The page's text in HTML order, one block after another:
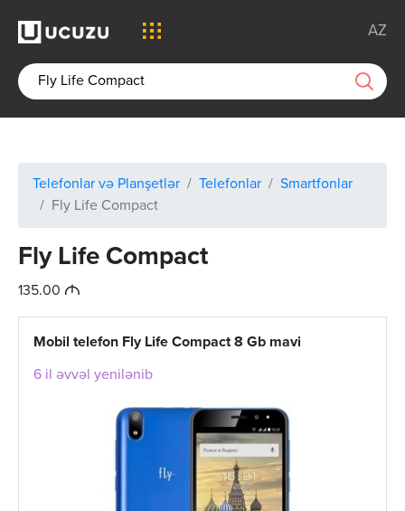
AZ
Telefonlar və Planşetlər Telefonlar
Smartfonlar
Fly Life Compact
Fly Life Compact
135.00 M
Mobil telefon Fly Life Compact 8 Gb mavi
6 il əvvəl yenilənib